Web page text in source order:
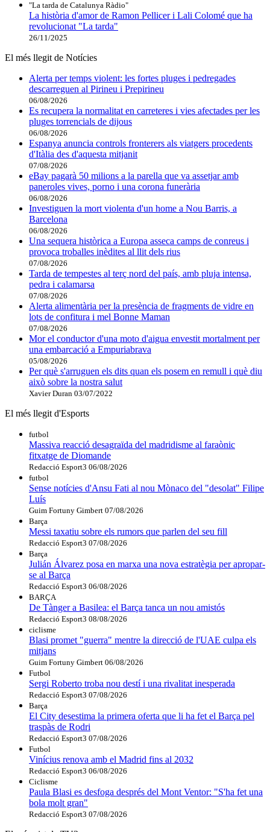
"La tarda de Catalunya Ràdio"
La història d'amor de Ramon Pellicer i Lali Colomé que ha
revolucionat "La tarda"
26/11/2025
El més llegit de Notícies
Alerta per temps violent: les fortes pluges i pedregades
descarreguen al Pirineu i Prepirineu
06/08/2026
Es recupera la normalitat en carreteres i vies afectades per les
pluges torrencials de dijous
06/08/2026
Espanya anuncia controls fronterers als viatgers procedents
d'Itàlia des d'aquesta mitjanit
07/08/2026
eBay pagarà 50 milions a la parella que va assetjar amb
paneroles vives, porno i una corona funerària
06/08/2026
Investiguen la mort violenta d'un home a Nou Barris, a
Barcelona
06/08/2026
Una sequera històrica a Europa asseca camps de conreus i
provoca troballes inèdites al llit dels rius
07/08/2026
Tarda de tempestes al terç nord del país, amb pluja intensa,
pedra i calamarsa
07/08/2026
Alerta alimentària per la presència de fragments de vidre en
lots de confitura i mel Bonne Maman
07/08/2026
Mor el conductor d'una moto d'aigua envestit mortalment per
una embarcació a Empuriabrava
05/08/2026
Per què s'arruguen els dits quan els posem en remull i què diu
això sobre la nostra salut
Xavier Duran 03/07/2022
El més llegit d'Esports
futbol
Massiva reacció desagraïda del madridisme al faraònic
fitxatge de Diomande
Redacció Esport3 06/08/2026
futbol
Sense notícies d'Ansu Fati al nou Mònaco del "desolat" Filipe
Luís
Guim Fortuny Gimbert 07/08/2026
Barça
Messi taxatiu sobre els rumors que parlen del seu fill
Redacció Esport3 07/08/2026
Barça
Julián Álvarez posa en marxa una nova estratègia per apropar-
se al Barça
Redacció Esport3 06/08/2026
BARÇA
De Tànger a Basilea: el Barça tanca un nou amistós
Redacció Esport3 08/08/2026
ciclisme
Blasi promet "guerra" mentre la direcció de l'UAE culpa els
mitjans
Guim Fortuny Gimbert 06/08/2026
Futbol
Sergi Roberto troba nou destí i una rivalitat inesperada
Redacció Esport3 07/08/2026
Barça
El City desestima la primera oferta que li ha fet el Barça pel
traspàs de Rodri
Redacció Esport3 07/08/2026
Futbol
Vinícius renova amb el Madrid fins al 2032
Redacció Esport3 06/08/2026
Ciclisme
Paula Blasi es desfoga després del Mont Ventor: "S'ha fet una
bola molt gran"
Redacció Esport3 07/08/2026